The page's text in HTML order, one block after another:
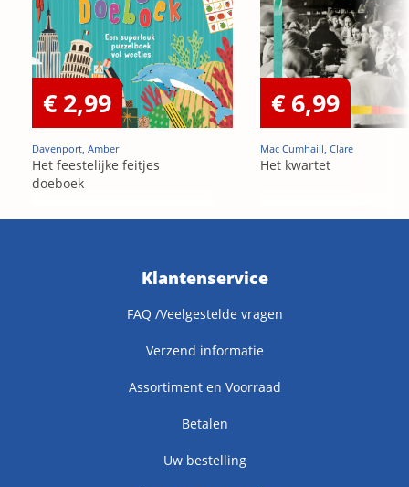
€ 2,99
Davenport, Amber
Het feestelijke feitjes
doeboek
€ 6,99
Mac Cumhaill, Clare
Het kwartet
Klantenservice
FAQ /Veelgestelde vragen
Verzend informatie
Assortiment en Voorraad
Betalen
Uw bestelling